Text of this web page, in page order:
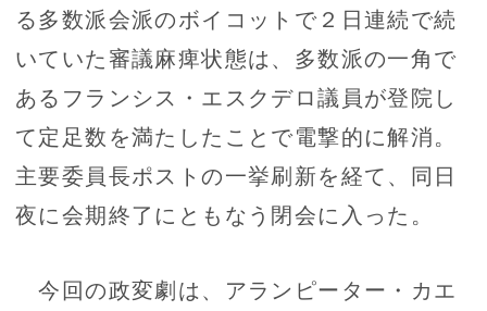
る多数派会派のボイコットで２日連続で続
いていた審議麻痺状態は、多数派の一角で
あるフランシス・エスクデロ議員が登院し
て定足数を満たしたことで電撃的に解消。
主要委員長ポストの一挙刷新を経て、同日
夜に会期終了にともなう閉会に入った。
今回の政変劇は、アランピーター・カエ